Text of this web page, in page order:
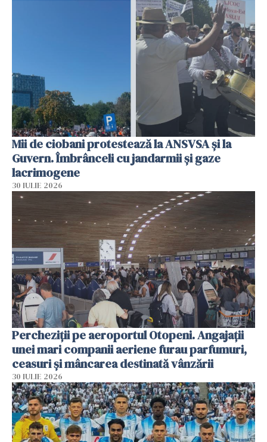
Mii de ciobani protestează la ANSVSA și la
Guvern. Îmbrânceli cu jandarmii și gaze
lacrimogene
30 IULIE 2026
Percheziții pe aeroportul Otopeni. Angajații
unei mari companii aeriene furau parfumuri,
ceasuri și mâncarea destinată vânzării
30 IULIE 2026